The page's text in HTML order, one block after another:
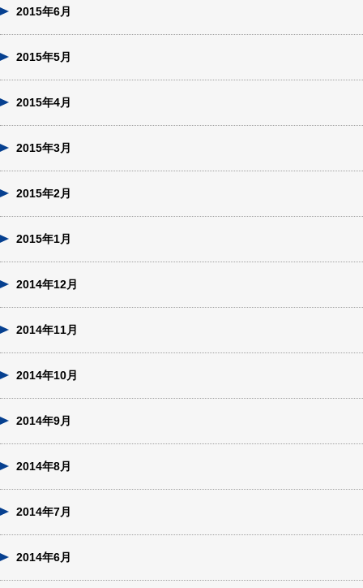
2015年6月
2015年5月
2015年4月
2015年3月
2015年2月
2015年1月
2014年12月
2014年11月
2014年10月
2014年9月
2014年8月
2014年7月
2014年6月